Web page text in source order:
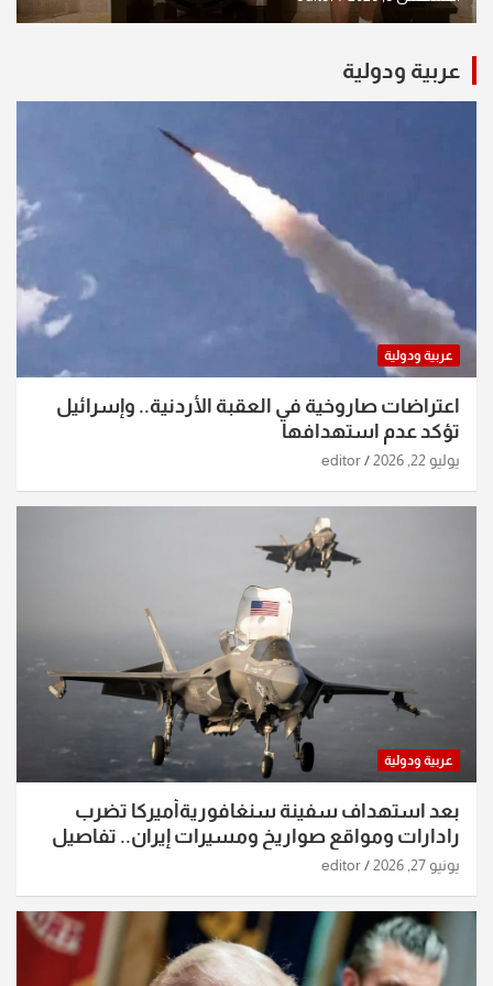
عربية ودولية
عربية ودولية
اعتراضات صاروخية في العقبة الأردنية.. وإسرائيل
تؤكد عدم استهدافها
يوليو 22, 2026 editor
عربية ودولية
بعد استهداف سفينة سنغافوريةأميركا تضرب
رادارات ومواقع صواريخ ومسيرات إيران.. تفاصيل
الساعات الماضية
يونيو 27, 2026 editor